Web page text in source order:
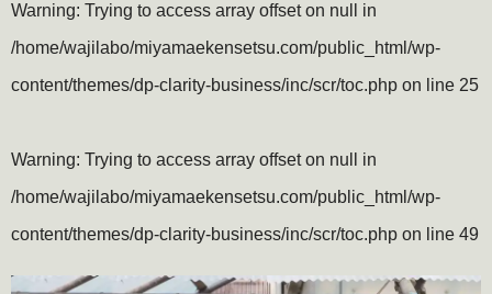
Warning: Trying to access array offset on null in
/home/wajilabo/miyamaekensetsu.com/public_html/wp-
content/themes/dp-clarity-business/inc/scr/toc.php on line 25
Warning: Trying to access array offset on null in
/home/wajilabo/miyamaekensetsu.com/public_html/wp-
content/themes/dp-clarity-business/inc/scr/toc.php on line 49